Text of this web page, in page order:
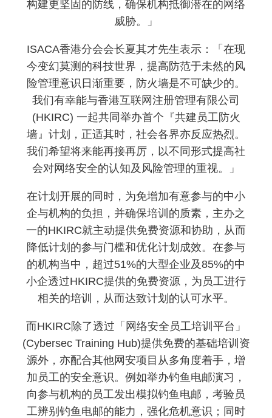
构建更坚固的防线，确保机构抵御潜在的网络
威胁。」
ISACA香港分会会长夏其才先生表示：「在现
今变幻莫测的科技世界，提高防范于未然的风
险管理意识日渐重要，防火墙是不可缺少的。
我们有幸能与香港互联网注册管理有限公司
(HKIRC) 一起共同举办首个『共建员工防火
墙』计划，正适其时，社会各界亦反应热烈。
我们希望将来能再接再厉，以不同形式提高社
会对网络安全的认知及风险管理的重视。」
在计划开展的同时，为免增加有意参与的中小
企与机构的负担，并确保培训的质素，主办之
一的HKIRC就主动提供免费资源和协助，从而
降低计划的参与门槛和优化计划成效。在参与
的机构当中，超过51%的大型企业及85%的中
小企透过HKIRC提供的免费资源，为员工进行
相关的培训，从而达致计划的认可水平。
而HKIRC除了透过「网络安全员工培训平台」
(Cybersec Training Hub)提供免费的基础培训资
源外，亦配合其他网安项目从多角度着手，增
加员工的安全意识。例如举办钓鱼电邮演习，
向参与机构的员工发出模拟钓鱼电邮，考验员
工辨别钓鱼电邮的能力，强化危机意识；同时